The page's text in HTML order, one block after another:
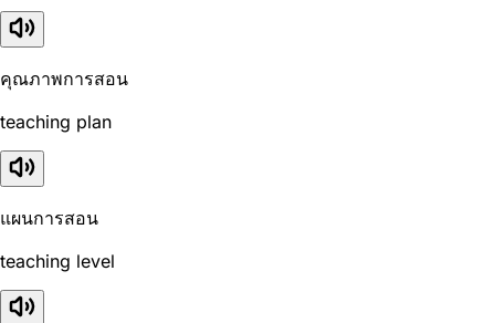
คุณภาพการสอน
teaching plan
แผนการสอน
teaching level